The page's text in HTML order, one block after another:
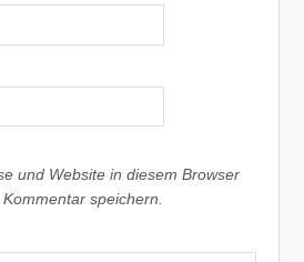
und Website in diesem Browser
speichern.